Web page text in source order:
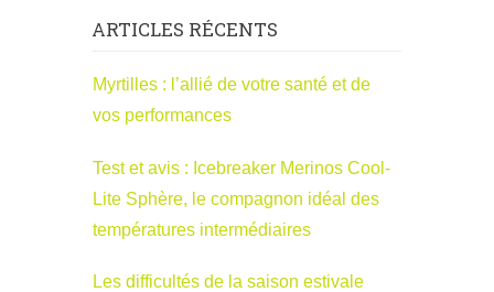
ARTICLES RÉCENTS
Myrtilles : l’allié de votre santé et de
vos performances
Test et avis : Icebreaker Merinos Cool-
Lite Sphère, le compagnon idéal des
températures intermédiaires
Les difficultés de la saison estivale